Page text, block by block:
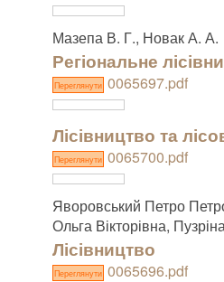
Мазепа В. Г., Новак А. А.
Регіональне
Переглянути0065697.pdf
Лісівництво та
Переглянути0065700.pdf
Яворовський Петро
Ольга Вікторівна,
Лісівництво
Переглянути0065696.pdf